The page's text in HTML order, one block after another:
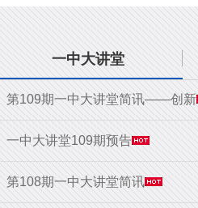
一中大讲堂
第109期一中大讲堂简讯——创新
一中大讲堂109期预告
第108期一中大讲堂简讯